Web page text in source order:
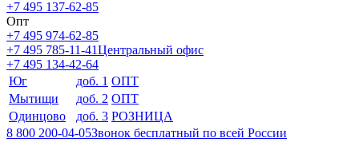
+7 495 137-62-85
Опт
+7 495 974-62-85
+7 495 785-11-41Центральный офис
+7 495 134-42-64
Юг
доб. 1 ОПТ
Мытищи
доб. 2 ОПТ
Одинцово
доб. 3 РОЗНИЦА
8 800 200-04-05Звонок бесплатный по всей России